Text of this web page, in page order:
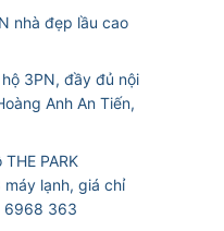
nhà đẹp lầu cao
3PN, đầy đủ nội
Anh An Tiến,
PARK
máy lạnh, giá chỉ
6968 363